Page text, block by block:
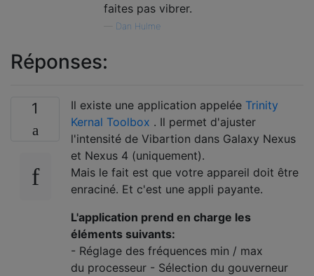
faites pas vibrer.
Dan Hulme
Réponses:
1 Il existe une application appelée Trinity
Kernal Toolbox . Il permet d'ajuster
l'intensité de Vibartion dans Galaxy Nexus
et Nexus 4 (uniquement).
Mais le fait est que votre appareil doit être
enraciné. Et c'est une appli payante.
L'application prend en charge les
éléments suivants:
- Réglage des fréquences min / max
du processeur - Sélection du gouverneur